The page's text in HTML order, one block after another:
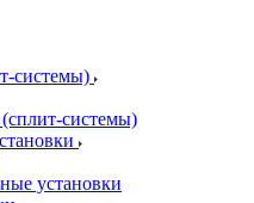
системы)
системы)
установки